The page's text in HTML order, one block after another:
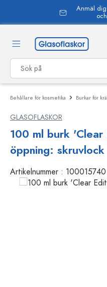
Anmäl
Behållare för kosmetika Burkar för
GLASOFLASKOR
100 ml burk 'Clear
öppning: skruvlock
Artikelnummer : 100015740